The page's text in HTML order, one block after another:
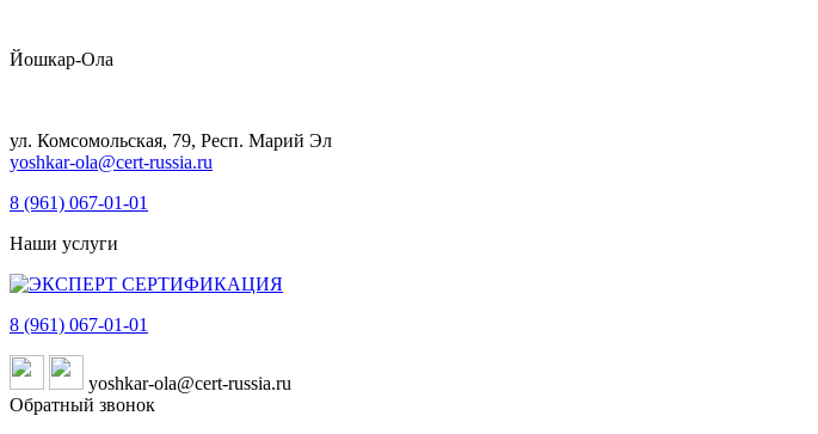
Йошкар-Ола
ул. Комсомольская, 79, Респ. Марий Эл
yoshkar-ola@cert-russia.ru
8 (961) 067-01-01
Наши услуги
8 (961) 067-01-01
yoshkar-ola@cert-russia.ru
Обратный звонок